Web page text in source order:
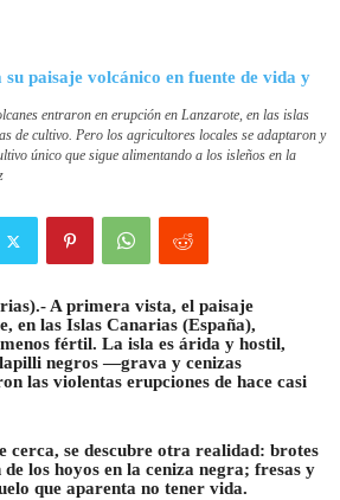
entraron en erupción en Lanzarote, en las islas
de cultivo. Pero los agricultores locales se adaptaron y
único que sigue alimentando a los isleños en la
A primera vista, el paisaje
en las Islas Canarias (España),
fértil. La isla es árida y hostil,
negros —grava y cenizas
las violentas erupciones de hace casi
cerca, se descubre otra realidad: brotes
de los hoyos en la ceniza negra; fresas y
que aparenta no tener vida.